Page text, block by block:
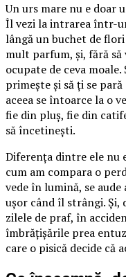
Un urs mare nu e doar
Îl vezi la intrarea într-
lângă un buchet de
mult parfum, și, fără
ocupate de ceva
primește și să ți se
aceea se întoarce la o
fie din pluș, fie din
să încetinești.
Diferența dintre ele nu
cum am compara o
vede în lumină, se
ușor când îl strângi. Și,
zilele de praf, în
îmbrățișările prea
care o pisică decide că